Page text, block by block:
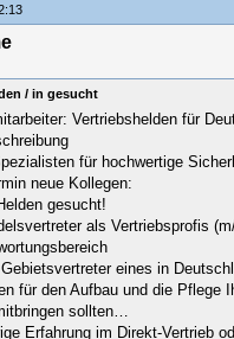
/ in gesucht
Vertriebshelden für
für hochwertige
neue Kollegen:
gesucht!
als Vertriebsprofis
eines in
für den Aufbau und die Pflege
sollten…
Erfahrung im Direkt-Vertrieb